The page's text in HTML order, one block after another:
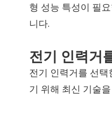
형 성능 특성이 필
니다.
전기 인력거
전기 인력거를 선
기 위해 최신 기술